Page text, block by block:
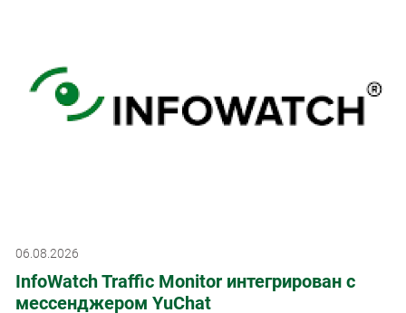
06.08.2026
InfoWatch Traffic Monitor интегрирован с
мессенджером YuChat